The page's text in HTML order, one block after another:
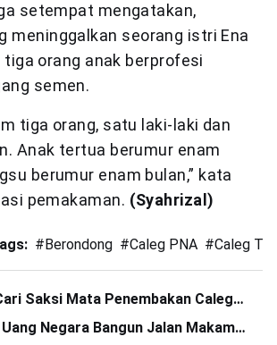
setempat mengatakan,
meninggalkan seorang istri Ena
tiga orang anak berprofesi
semen.
tiga orang, satu laki-laki dan
Anak tertua berumur enam
berumur enam bulan,” kata
pemakaman. (Syahrizal)
#Berondong #Caleg PNA #Caleg
Saksi Mata Penembakan Caleg
Negara Bangun Jalan Makam